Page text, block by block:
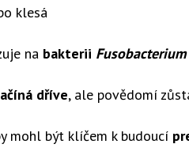
klesá
na bakterii
dříve, ale povědomí
mohl být klíčem k budoucí